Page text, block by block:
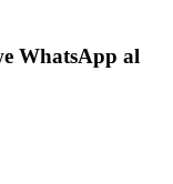
WhatsApp al